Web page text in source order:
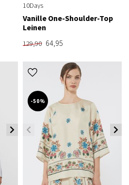
10Days
Vanille One-Shoulder-Top
Leinen
129,90 64,95
-50%